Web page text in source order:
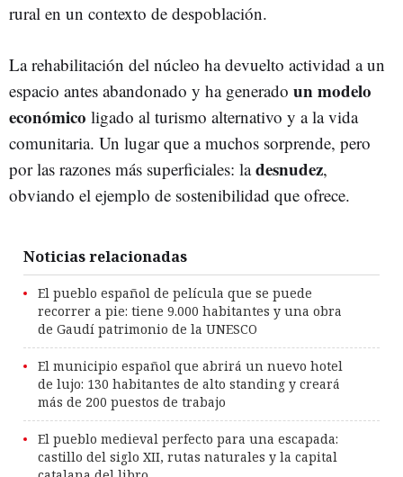
rural en un contexto de despoblación.
La rehabilitación del núcleo ha devuelto actividad a un
espacio antes abandonado y ha generado un modelo
económico ligado al turismo alternativo y a la vida
comunitaria. Un lugar que a muchos sorprende, pero
por las razones más superficiales: ladesnudez,
obviando el ejemplo de sostenibilidad que ofrece.
Noticias relacionadas
El pueblo español de película que se puede
recorrer a pie: tiene 9.000 habitantes y una obra
de Gaudí patrimonio de la UNESCO
El municipio español que abrirá un nuevo hotel
de lujo: 130 habitantes de alto standing y creará
más de 200 puestos de trabajo
El pueblo medieval perfecto para una escapada:
castillo del siglo XII, rutas naturales y la capital